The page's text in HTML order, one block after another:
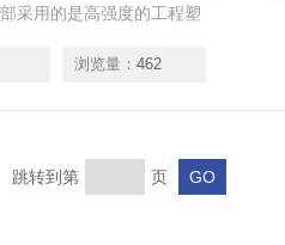
采用的是高强度的工程塑
浏览量： 462
跳转到第 页